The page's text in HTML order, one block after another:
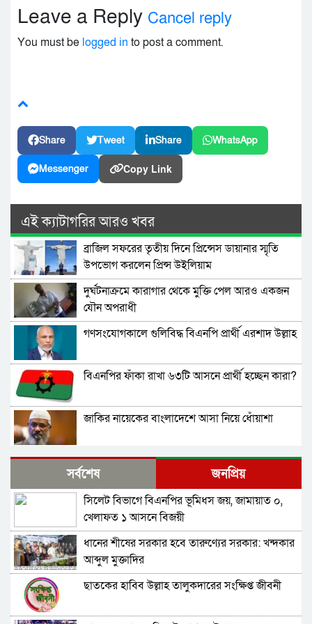
Leave a Reply Cancel reply
You must be logged in to post a comment.
Share Tweet Share WhatsApp
Messenger Copy Link
এই ক্যাটাগরির আরও খবর
ব্রাজিল সফরের তৃতীয় দিনে প্রিন্সেস ডায়ানার স্মৃতি
উপভোগ করলেন প্রিন্স উইলিয়াম
দুর্ঘটনাক্রমে কারাগার থেকে মুক্তি পেল আরও একজন
যৌন অপরাধী
গণসংযোগকালে গুলিবিদ্ধ বিএনপি প্রার্থী এরশাদ উল্লাহ
বিএনপির ফাঁকা রাখা ৬৩টি আসনে প্রার্থী হচ্ছেন কারা?
জাকির নায়েকের বাংলাদেশে আসা নিয়ে ধোঁয়াশা
শেখ হাসিনাকে ভারত কি ধীরে ধীরে ‘আনলক’ করতে
দিচ্ছে?
ডাকঘর কেলেঙ্কারির জন্য অ্যালান বেটসকে বহু মিলিয়ন
পাউন্ড ক্ষতিপূরণ দেওয়া হবে
বাজেটে কর বৃদ্ধির সম্ভাবনা উড়িয়ে দিতে ব্যর্থ হয়েছেন
চ্যান্সেলর
সাউথপোর্টের খুনির ভাই ভয় পেয়েছিলেন যে তিনি খুন
সর্বশেষ জনপ্রিয়
সিলেট বিভাগে বিএনপির ভূমিধস জয়, জামায়াত ০,
খেলাফত ১ আসনে বিজয়ী
ধানের শীষের সরকার হবে তারুণ্যের সরকার: খন্দকার
আব্দুল মুক্তাদির
ছাতকের হাবিব উল্লাহ তালুকদারের সংক্ষিপ্ত জীবনী